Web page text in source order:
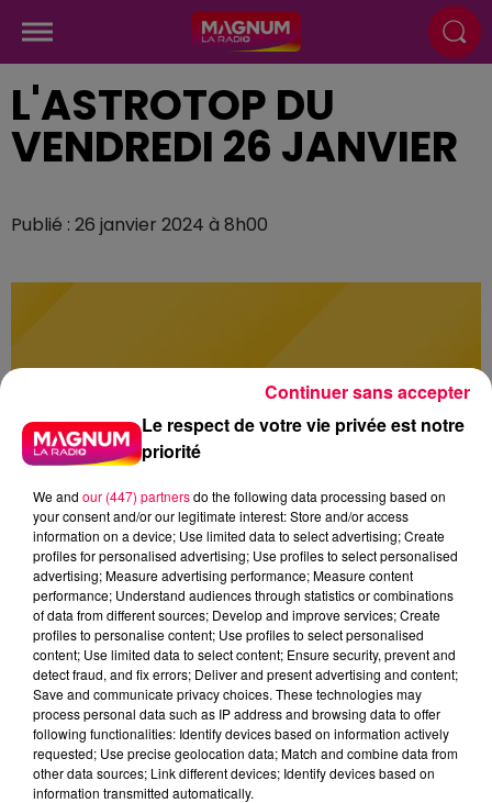
L'ASTROTOP DU
VENDREDI 26 JANVIER
Publié : 26 janvier 2024 à 8h00
podcasts/2024/01/astro-260124.mp3
Le respect de votre vie privée est notre
priorité
We and our (447) partnersdo the following data processing based on
your consent and/or our legitimate interest: Store and/or access
information on a device; Use limited data to select advertising; Create
profiles for personalised advertising; Use profiles to select personalised
advertising; Measure advertising performance; Measure content
performance; Understand audiences through statistics or combinations
of data from different sources; Develop and improve services; Create
profiles to personalise content; Use profiles to select personalised
content; Use limited data to select content; Ensure security, prevent and
detect fraud, and fix errors; Deliver and present advertising and content;
Save and communicate privacy choices. These technologies may
process personal data such as IP address and browsing data to offer
following functionalities: Identify devices based on information actively
requested; Use precise geolocation data; Match and combine data from
other data sources; Link different devices; Identify devices based on
information transmitted automatically.
Continuer sans accepter